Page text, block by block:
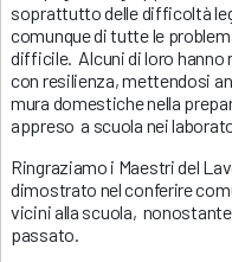
soprattutto delle difficoltà
comunque di tutte le
difficile. Alcuni di loro
con resilienza, mettendosi
mura domestiche nella
appreso a scuola nei
Ringraziamo i Maestri del
dimostrato nel conferire
vicini alla scuola,
passato.